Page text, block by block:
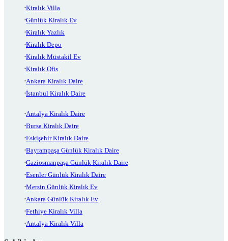
Kiralık Villa
Günlük Kiralık Ev
Kiralık Yazlık
Kiralık Depo
Kiralık Müstakil Ev
Kiralık Ofis
Ankara Kiralık Daire
İstanbul Kiralık Daire
Antalya Kiralık Daire
Bursa Kiralık Daire
Eskişehir Kiralık Daire
Bayrampaşa Günlük Kiralık Daire
Gaziosmanpaşa Günlük Kiralık Daire
Esenler Günlük Kiralık Daire
Mersin Günlük Kiralık Ev
Ankara Günlük Kiralık Ev
Fethiye Kiralık Villa
Antalya Kiralık Villa